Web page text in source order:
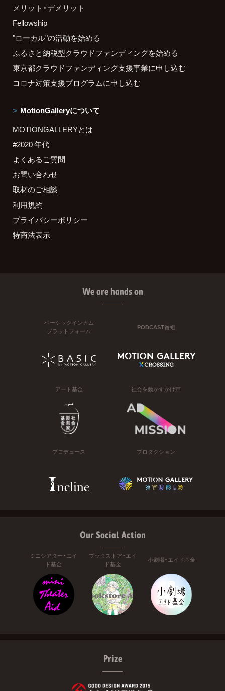
メリット・デメリット
Fellowship
"ローカル"の活動を始める
ふるさと納税型クラウドファンディングを始める
東京都クラウドファンディング支援事業に申し込む
コロナ対策支援プログラムに申し込む
MotionGalleryについて
MOTIONGALLERYとは
#2020 年代
よくあるご質問
お問い合わせ
取材のご相談
利用規約
プライバシーポリシー
特商法表示
We are hands on
ベーシックインカム
プラットフォーム
PODCAST番組
アート基金 社会を動かすかけ声
プロデュース プロダクション
Our Social Action
ミニシアター・エイ
ド基金
ブックストア・エイ
ド基金
小劇場・エイド基金
Prize